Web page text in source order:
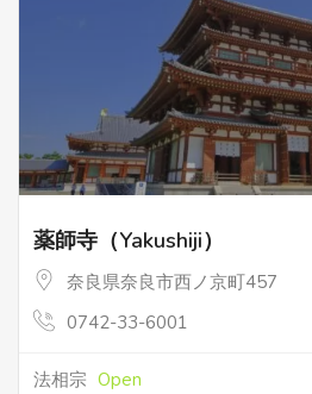
薬師寺（Yakushiji）
奈良県奈良市西ノ京町457
0742-33-6001
法相宗 Open